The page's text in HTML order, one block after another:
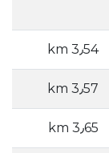
3٫54 km
3٫57 km
3٫65 km